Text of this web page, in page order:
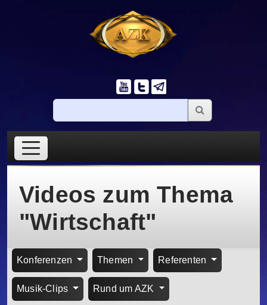
Videos zum Thema
"Wirtschaft"
Konferenzen Themen Referenten
Musik-Clips Rund um AZK